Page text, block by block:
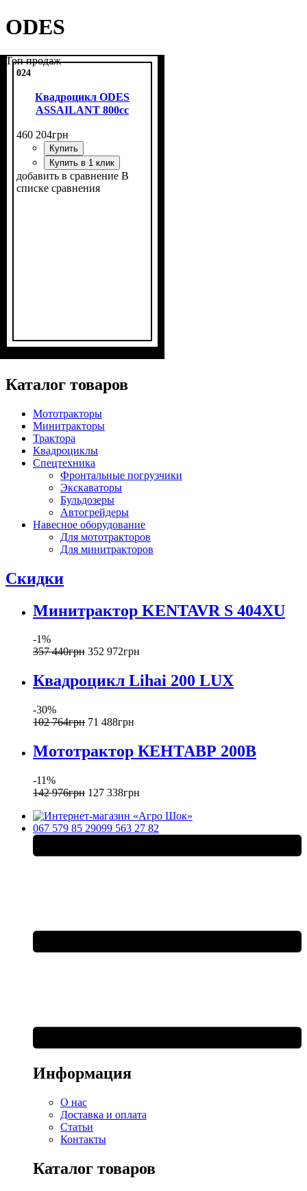
ODES
Топ продаж
024
Квадроцикл ODES
ASSAILANT 800cc
460 204грн
Купить
Купить в 1 клик
добавить в сравнение В
списке сравнения
Каталог товаров
Мототракторы
Минитракторы
Трактора
Квадроциклы
Спецтехника
Фронтальные погрузчики
Экскаваторы
Бульдозеры
Автогрейдеры
Навесное оборудование
Для мототракторов
Для минитракторов
Скидки
Минитрактор KENTAVR S 404XU
-1%
357 440грн 352 972грн
Квадроцикл Lihai 200 LUX
-30%
102 764грн 71 488грн
Мототрактор КЕНТАВР 200B
-11%
142 976грн 127 338грн
067 579 85 29099 563 27 82
Информация
О нас
Доставка и оплата
Статьи
Контакты
Каталог товаров